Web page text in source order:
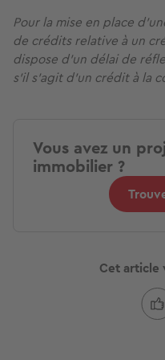
Pour la mise en place
de crédits relative à un
dispose d’un délai de
s'il s'agit d’un crédit à la
Vous avez un
immobilier ?
Cet article